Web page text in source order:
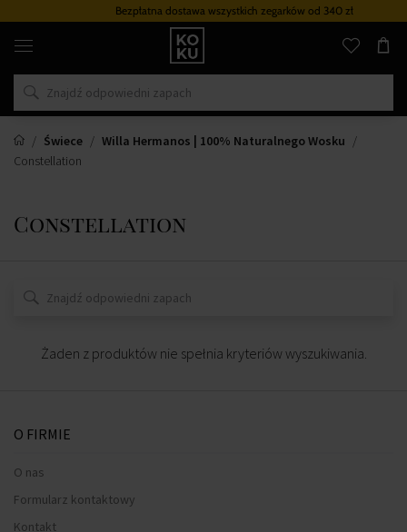
Bezpłatna dostawa wszystkich zegarkówod 340 zł
Oryginalne
perfumy
zegarki
w
miejscu
Świece
Willa Hermanos | 100% Naturalnego Wosku
Constellation
Constellation
Żaden z produktów nie spełnia kryteriów wyszukiwania.
O FIRMIE
O nas
Formularz kontaktowy
Kontakt